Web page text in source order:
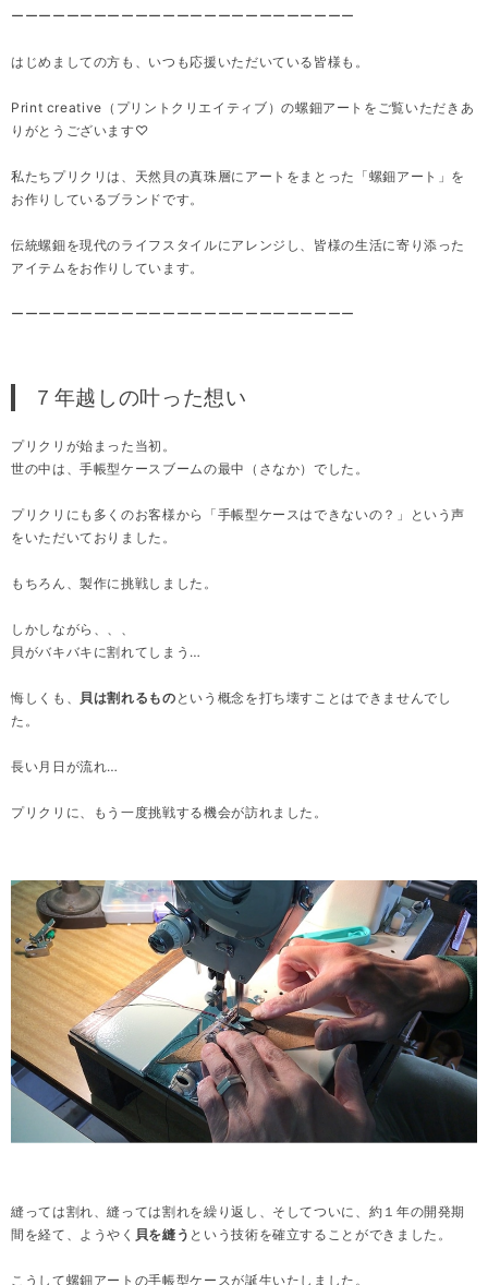
ーーーーーーーーーーーーーーーーーーーーーーーーー
はじめましての方も、いつも応援いただいている皆様も。
Print creative（プリントクリエイティブ）の螺鈿アートをご覧いただきあ
りがとうございます♡
私たちプリクリは、天然貝の真珠層にアートをまとった「螺鈿アート」を
お作りしているブランドです。
伝統螺鈿を現代のライフスタイルにアレンジし、皆様の生活に寄り添った
アイテムをお作りしています。
ーーーーーーーーーーーーーーーーーーーーーーーーー
７年越しの叶った想い
プリクリが始まった当初。
世の中は、手帳型ケースブームの最中（さなか）でした。
プリクリにも多くのお客様から「手帳型ケースはできないの？」という声
をいただいておりました。
もちろん、製作に挑戦しました。
しかしながら、、、
貝がバキバキに割れてしまう…
悔しくも、 貝は割れるもの という概念を打ち壊すことはできませんでし
た。
長い月日が流れ…
プリクリに、もう一度挑戦する機会が訪れました。
縫っては割れ、縫っては割れを繰り返し、そしてついに、約１年の開発期
間を経て、ようやく 貝を縫う という技術を確立することができました。
こうして螺鈿アートの手帳型ケースが誕生いたしました。